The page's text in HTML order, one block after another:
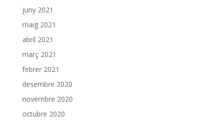
juny 2021
maig 2021
abril 2021
març 2021
febrer 2021
desembre 2020
novembre 2020
octubre 2020